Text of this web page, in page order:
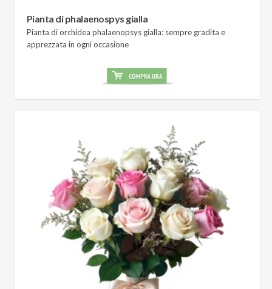
Pianta di phalaenospys gialla
Pianta di orchidea phalaenopsys gialla: sempre gradita e
apprezzata in ogni occasione